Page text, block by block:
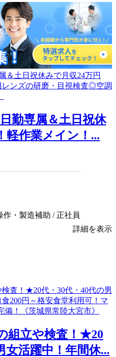
日勤専属＆土日祝休
軽作業メイン！...
作・製造補助 / 正社員
詳細を表示
組立や検査！★20
女活躍中！年間休...